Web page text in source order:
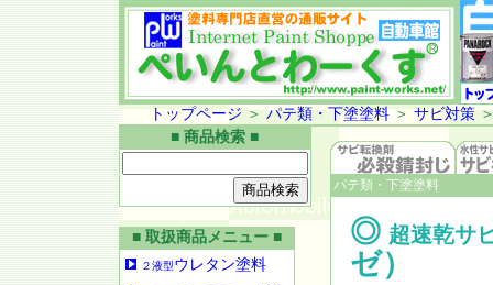
トップページ ＞ パテ類・下塗塗料＞ サビ対策
■ 商品検索 ■
■ 取扱商品メニュー ■
２液型ウレタン塗料
パテ類・下塗塗料
◎ 超速乾サ
ゼ）